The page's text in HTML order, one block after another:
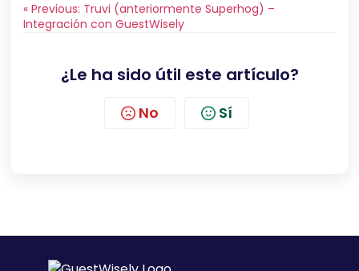
« Previous: Truvi (anteriormente Superhog) –
Integración con GuestWisely
¿Le ha sido útil este artículo?
No Sí